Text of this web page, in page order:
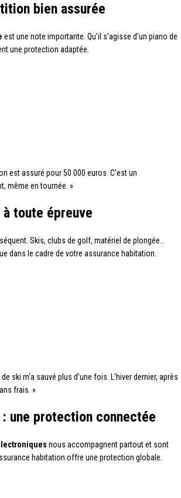
bien assurée
est une note importante. Qu’il s’agisse d’un piano de
une protection adaptée.
est assuré pour 50 000 euros. C’est un
même en tournée. »
toute épreuve
Skis, clubs de golf, matériel de plongée…
dans le cadre de votre assurance habitation.
ski m’a sauvé plus d’une fois. L’hiver dernier, après
frais. »
une protection connectée
nous accompagnent partout et sont
habitation offre une protection globale.